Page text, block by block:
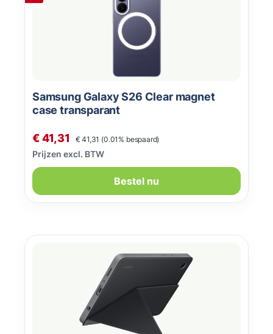
Samsung Galaxy S26 Clear magnet
case transparant
Verkoopprijs:
€ 41,31 Normale prijs:
€ 41,31 (0.01% bespaard)
Prijzen excl. BTW
Bestel nu